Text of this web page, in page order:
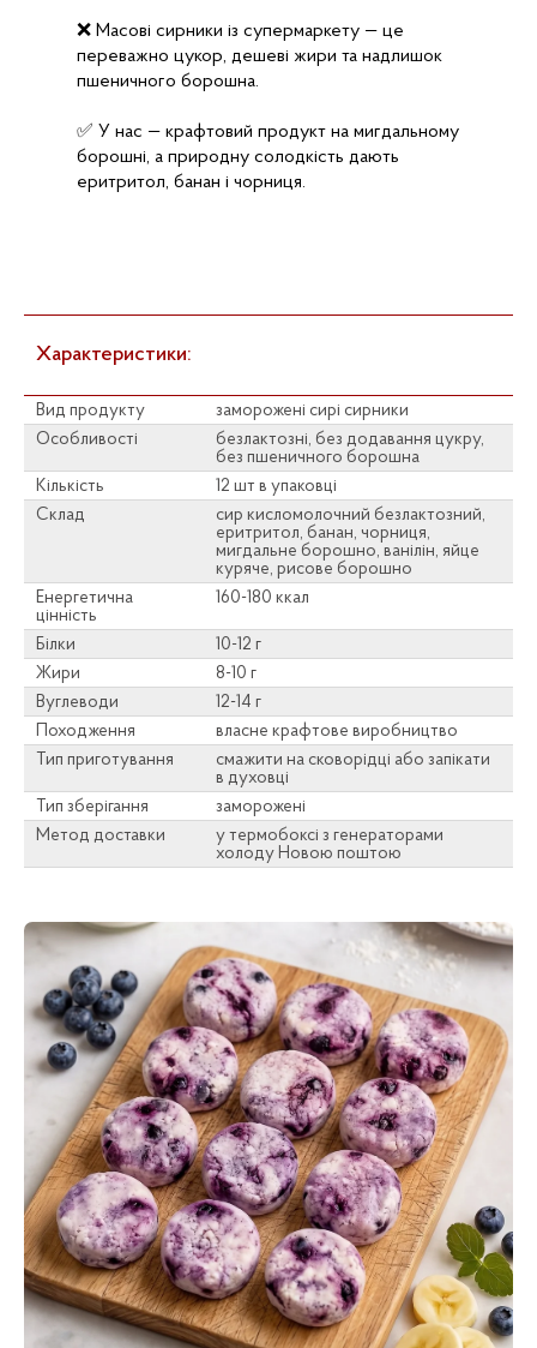
❌ Масові сирники із супермаркету — це
переважно цукор, дешеві жири та надлишок
пшеничного борошна.
✅ У нас — крафтовий продукт на мигдальному
борошні, а природну солодкість дають
еритритол, банан і чорниця.
Характеристики:
Вид продукту
заморожені сирі сирники
Особливості
безлактозні, без додавання цукру,
без пшеничного борошна
Кількість
12 шт в упаковці
Склад
сир кисломолочний безлактозний,
еритритол, банан, чорниця,
мигдальне борошно, ванілін, яйце
куряче, рисове борошно
Енергетична
цінність
160-180 ккал
Білки
10-12 г
Жири
8-10 г
Вуглеводи
12-14 г
Походження
власне крафтове виробництво
Тип приготування
смажити на сковорідці або запікати
в духовці
Тип зберігання
заморожені
Метод доставки
у термобоксі з генераторами
холоду Новою поштою